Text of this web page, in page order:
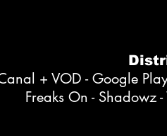
+ VOD - Google
Freaks On - Shadowz